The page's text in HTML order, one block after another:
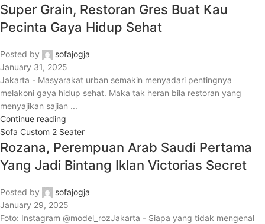
Super Grain, Restoran Gres Buat Kau
Pecinta Gaya Hidup Sehat
Posted by
sofajogja
January 31, 2025
Jakarta - Masyarakat urban semakin menyadari pentingnya
melakoni gaya hidup sehat. Maka tak heran bila restoran yang
menyajikan sajian ...
Continue reading
Sofa Custom 2 Seater
Rozana, Perempuan Arab Saudi Pertama
Yang Jadi Bintang Iklan Victorias Secret
Posted by
sofajogja
January 29, 2025
Foto: Instagram @model_rozJakarta - Siapa yang tidak mengenal